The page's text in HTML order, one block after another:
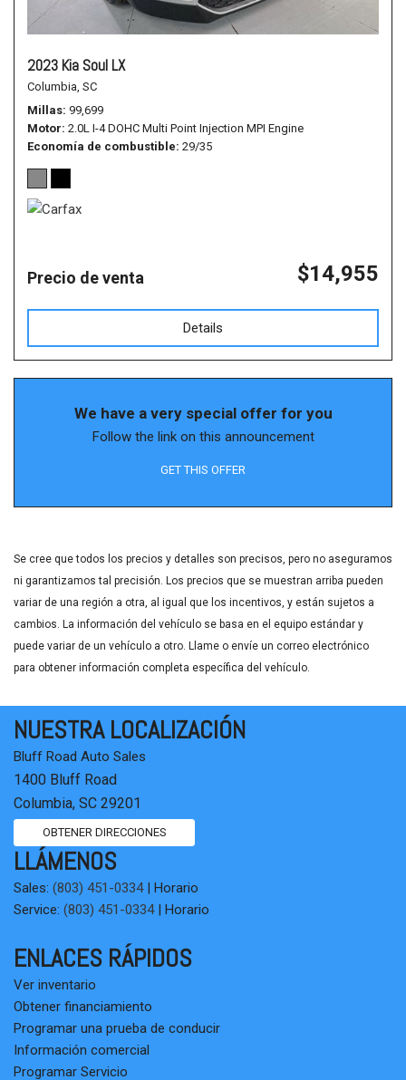
2023 Kia Soul LX
Columbia, SC
Millas 99,699
Motor 2.0L I-4 DOHC Multi Point Injection MPI Engine
Economía de combustible 29/35
Precio de venta $14,955
Details
We have a very special offer for you
Follow the link on this announcement
GET THIS OFFER
Se cree que todos los precios y detalles son precisos, pero no aseguramos
ni garantizamos tal precisión. Los precios que se muestran arriba pueden
variar de una región a otra, al igual que los incentivos, y están sujetos a
cambios. La información del vehículo se basa en el equipo estándar y
puede variar de un vehículo a otro. Llame o envíe un correo electrónico
para obtener información completa específica del vehículo.
NUESTRA LOCALIZACIÓN
Bluff Road Auto Sales
1400 Bluff Road
Columbia, SC 29201
OBTENER DIRECCIONES
LLÁMENOS
Sales: (803) 451-0334| Horario
Service: (803) 451-0334| Horario
ENLACES RÁPIDOS
Ver inventario
Obtener financiamiento
Programar una prueba de conducir
Información comercial
Programar Servicio